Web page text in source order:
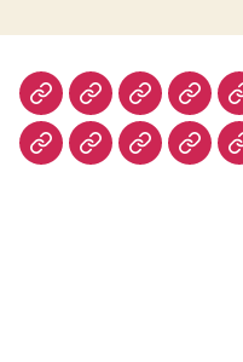
חנות בשר טבעוניסלטים
עוגיותעוף צמחונידגים